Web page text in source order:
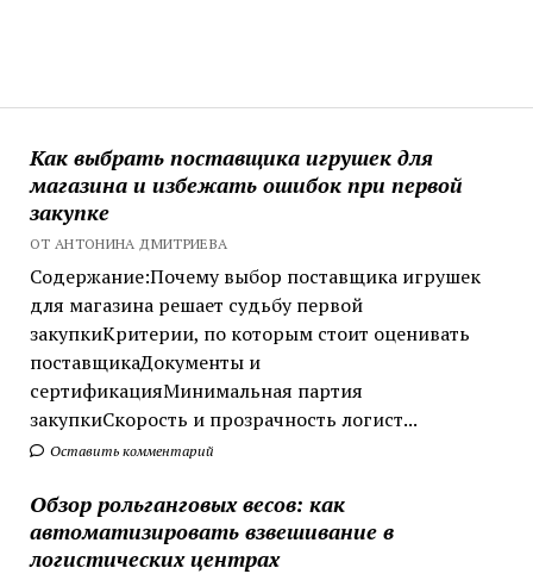
Как выбрать поставщика игрушек для
магазина и избежать ошибок при первой
закупке
ОТ АНТОНИНА ДМИТРИЕВА
Содержание:Почему выбор поставщика игрушек
для магазина решает судьбу первой
закупкиКритерии, по которым стоит оценивать
поставщикаДокументы и
сертификацияМинимальная партия
закупкиСкорость и прозрачность логист...
Оставить комментарий
Обзор рольганговых весов: как
автоматизировать взвешивание в
логистических центрах